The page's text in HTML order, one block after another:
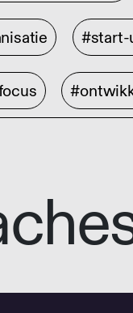
#start-